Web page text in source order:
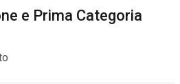
e Prima Categoria